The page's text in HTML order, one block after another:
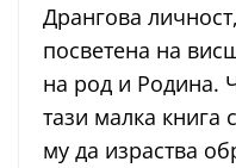
Дрангова
посветена на
на род и Родина.
тази малка книга
му да израства